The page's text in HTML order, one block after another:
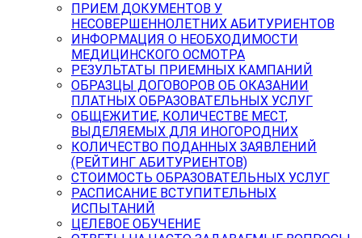
ПРИЕМ ДОКУМЕНТОВ У
НЕСОВЕРШЕННОЛЕТНИХ АБИТУРИЕНТОВ
ИНФОРМАЦИЯ О НЕОБХОДИМОСТИ
МЕДИЦИНСКОГО ОСМОТРА
РЕЗУЛЬТАТЫ ПРИЕМНЫХ КАМПАНИЙ
ОБРАЗЦЫ ДОГОВОРОВ ОБ ОКАЗАНИИ
ПЛАТНЫХ ОБРАЗОВАТЕЛЬНЫХ УСЛУГ
ОБЩЕЖИТИЕ, КОЛИЧЕСТВЕ МЕСТ,
ВЫДЕЛЯЕМЫХ ДЛЯ ИНОГОРОДНИХ
КОЛИЧЕСТВО ПОДАННЫХ ЗАЯВЛЕНИЙ
(РЕЙТИНГ АБИТУРИЕНТОВ)
СТОИМОСТЬ ОБРАЗОВАТЕЛЬНЫХ УСЛУГ
РАСПИСАНИЕ ВСТУПИТЕЛЬНЫХ
ИСПЫТАНИЙ
ЦЕЛЕВОЕ ОБУЧЕНИЕ